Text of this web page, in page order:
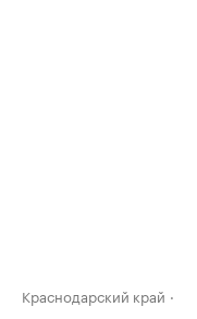
Краснодарский край